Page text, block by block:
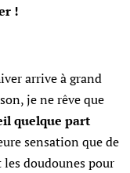
!
arrive à grand
je ne rêve que
quelque part
sensation que de
doudounes pour